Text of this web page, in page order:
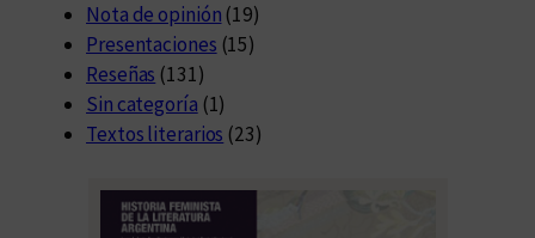
Nota de opinión (19)
Presentaciones (15)
Reseñas (131)
Sin categoría (1)
Textos literarios (23)